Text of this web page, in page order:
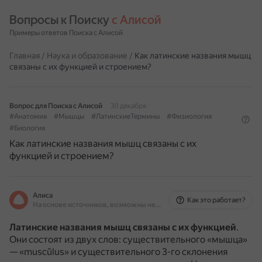
Вопросы к Поиску с Алисой
Примеры ответов Поиска с Алисой
Главная / Наука и образование / Как латинские названия мышц
связаны с их функцией и строением?
Вопрос для Поиска с Алисой
30 декабря
#Анатомия
#Мышцы #ЛатинскиеТермины
#Физиология
#Биология
Как латинские названия мышц связаны с их
функцией и строением?
Алиса
На основе источников, возможны неточности
Как это работает?
Латинские названия мышц связаны с их функцией.
Они состоят из двух слов: существительного «мышца»
— «muscŭlus» и существительного 3-го склонения